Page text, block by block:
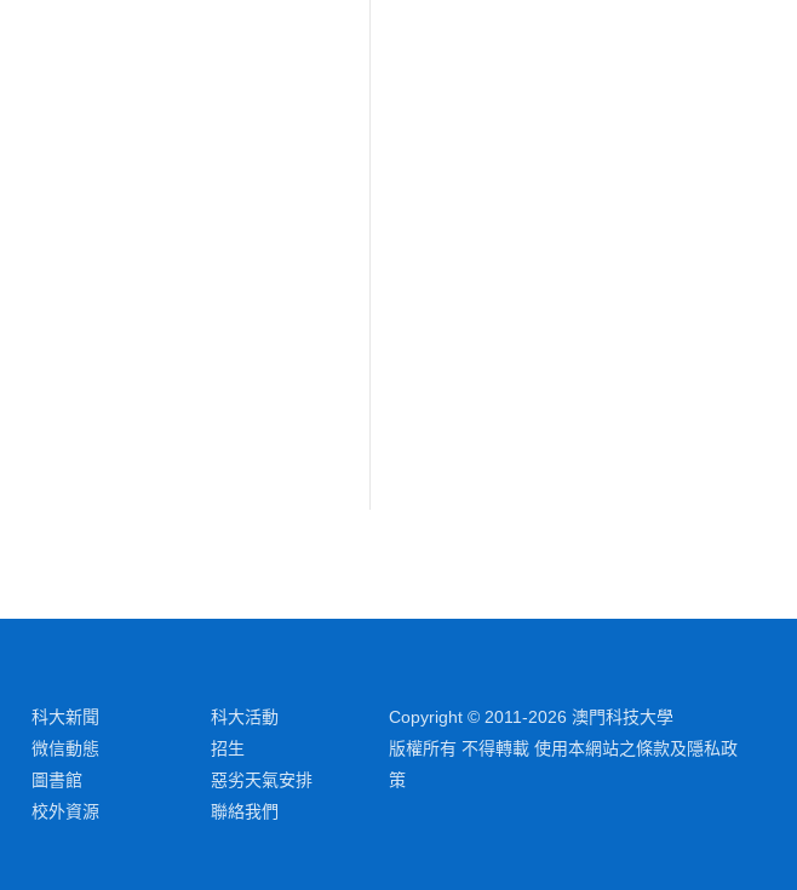
科大新聞
科大活動
微信動態
招生
圖書館
惡劣天氣安排
校外資源
聯絡我們
Copyright © 2011-2026 澳門科技大學
版權所有 不得轉載 使用本網站之條款及隱私政
策